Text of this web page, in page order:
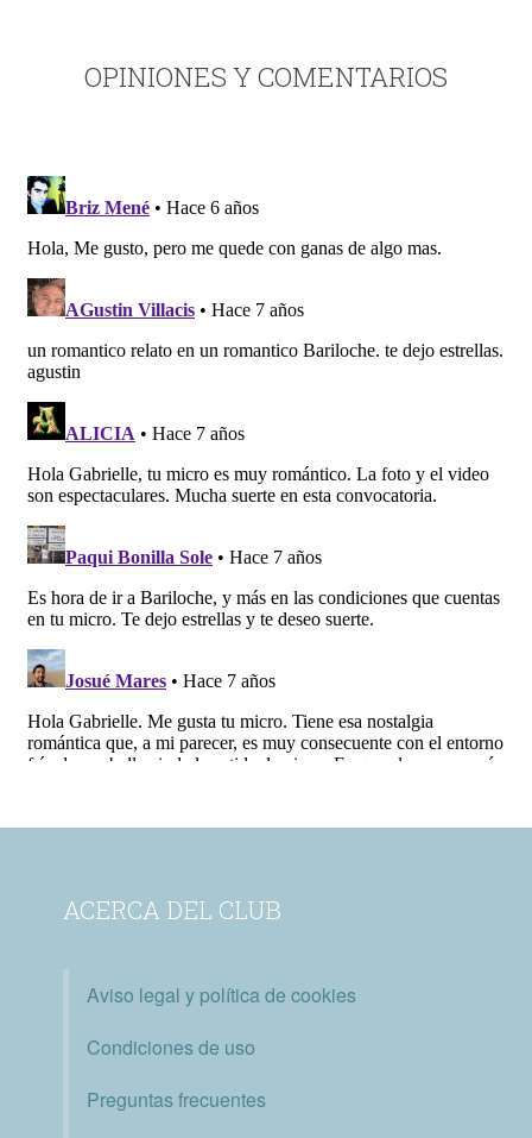
OPINIONES Y COMENTARIOS
ACERCA DEL CLUB
Aviso legal y política de cookies
Condiciones de uso
Preguntas frecuentes